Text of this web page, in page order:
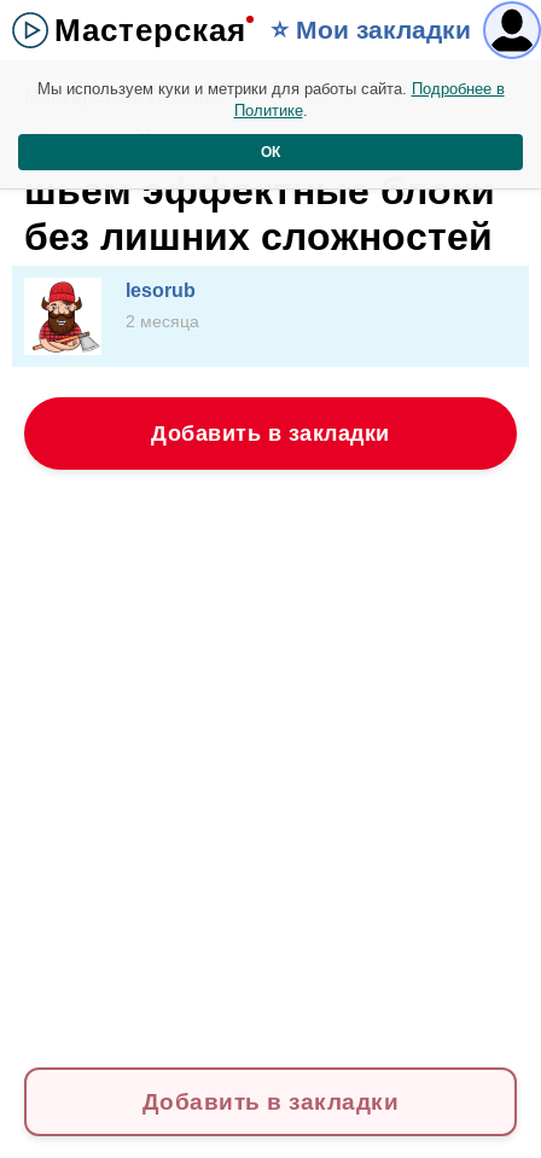
Мастерская ⭐️ Мои закладки
Мастерская. 14 мая
Легкий старт в пэчворке:
шьем эффектные блоки
без лишних сложностей
lesorub
2 месяца
Добавить в закладки
Добавить в закладки
Мы используем куки и метрики для работы сайта. Подробнее в
Политике.
ОК